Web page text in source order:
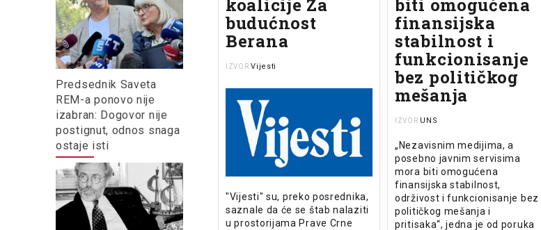
Predsednik Saveta
REM-a ponovo nije
izabran: Dogovor nije
postignut, odnos snaga
ostaje isti
koalicije Za
budućnost
Berana
IZVOR Vijesti
"Vijesti" su, preko posrednika,
saznale da će se štab nalaziti
u prostorijama Prave Crne
biti omogućena
finansijska
stabilnost i
funkcionisanje
bez političkog
mešanja
IZVOR UNS
„Nezavisnim medijima, a
posebno javnim servisima
mora biti omogućena
finansijska stabilnost,
održivost i funkcionisanje bez
političkog mešanja i
pritisaka“, jedna je od poruka